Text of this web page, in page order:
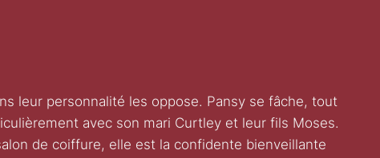
leur personnalité les oppose. Pansy se fâche, tout
avec son mari Curtley et leur fils Moses.
de coiffure, elle est la confidente bienveillante